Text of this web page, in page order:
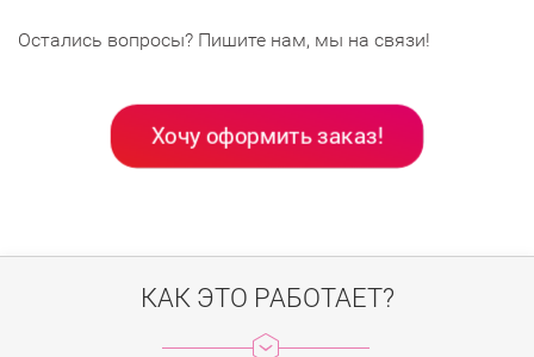
Остались вопросы? Пишите нам, мы на связи!
Хочу оформить заказ!
КАК ЭТО РАБОТАЕТ?